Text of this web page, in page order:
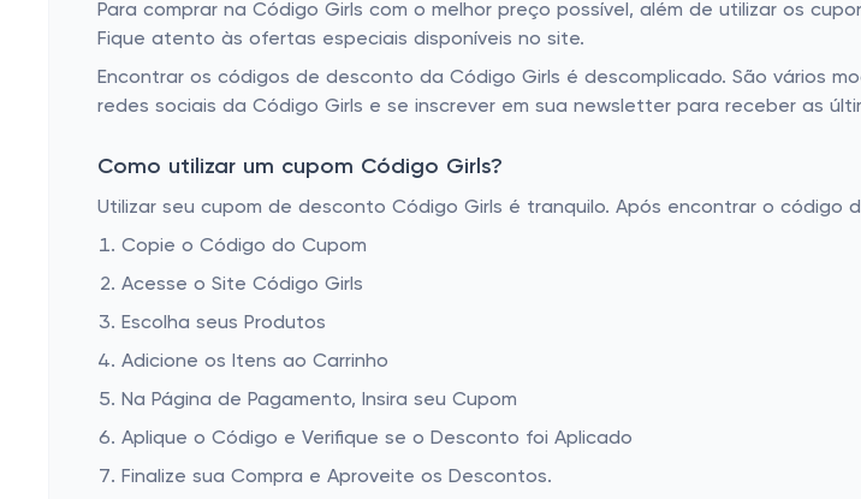
Para comprar na Código Girls com o melhor preço possível, além de utilizar os
Fique atento às ofertas especiais disponíveis no site.
Encontrar os códigos de desconto da Código Girls é descomplicado. São vários
redes sociais da Código Girls e se inscrever em sua newsletter para receber as
Como utilizar um cupom Código Girls?
Utilizar seu cupom de desconto Código Girls é tranquilo. Após encontrar o código
Copie o Código do Cupom
Acesse o Site Código Girls
Escolha seus Produtos
Adicione os Itens ao Carrinho
Na Página de Pagamento, Insira seu Cupom
Aplique o Código e Verifique se o Desconto foi Aplicado
Finalize sua Compra e Aproveite os Descontos.